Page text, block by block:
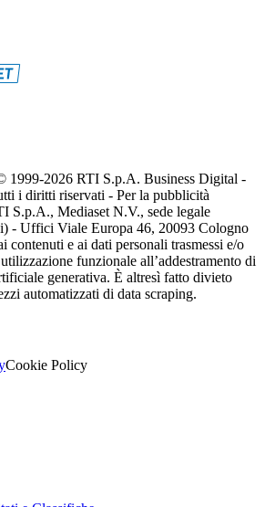
1999-2026 RTI S.p.A. Business Digital -
i diritti riservati - Per la pubblicità
S.p.A., Mediaset N.V., sede legale
- Uffici Viale Europa 46, 20093 Cologno
contenuti e ai dati personali trasmessi e/o
funzionale all’addestramento di
generativa. È altresì fatto divieto
automatizzati di data scraping.
Cookie Policy